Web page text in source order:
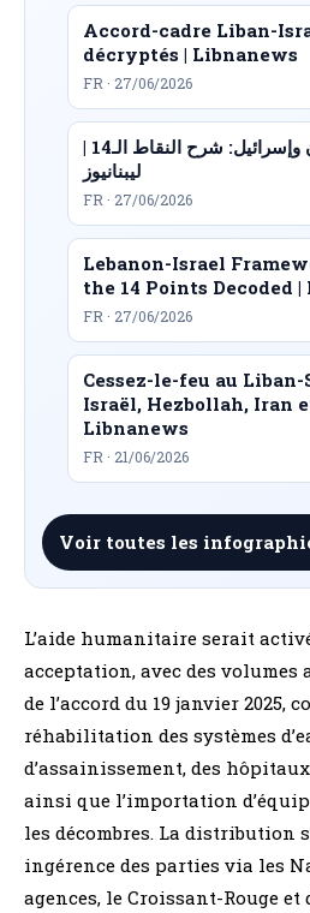
Accord-cadre Liban-
décryptés | Libnanews
FR · 27/06/2026
الاتفاق الإطار بين لبنان وإسرائيل: شرح النقاط الـ14 |
ليبنانيوز
FR · 27/06/2026
Lebanon-Israel
the 14 Points Decoded
FR · 27/06/2026
Cessez-le-feu au
Israël, Hezbollah, Iran
Libnanews
FR · 21/06/2026
Voir toutes les
L’aide humanitaire serait
acceptation, avec des volumes
de l’accord du 19 janvier 2025,
réhabilitation des systèmes
d’assainissement, des
ainsi que l’importation
les décombres. La distribution
ingérence des parties via les
agences, le Croissant-Rouge et